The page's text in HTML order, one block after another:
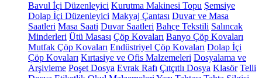
Bavul İçi Düzenleyici Kurutma Makinesi Topu Şemsiye
Dolap İçi Düzenleyici Makyaj Çantası Duvar ve Masa
Saatleri Masa Saati Duvar Saatleri Bahçe Tekstili Salıncak
Minderleri Ütü Masası Çöp Kovaları Banyo Çöp Kovaları
Mutfak Çöp Kovaları Endüstriyel Çöp Kovaları Dolap İçi
Çöp Kovaları Kırtasiye ve Ofis Malzemeleri Dosyalama ve
Arşivleme Poşet Dosya Evrak Rafı Çıtçıtlı Dosya Klasör Telli